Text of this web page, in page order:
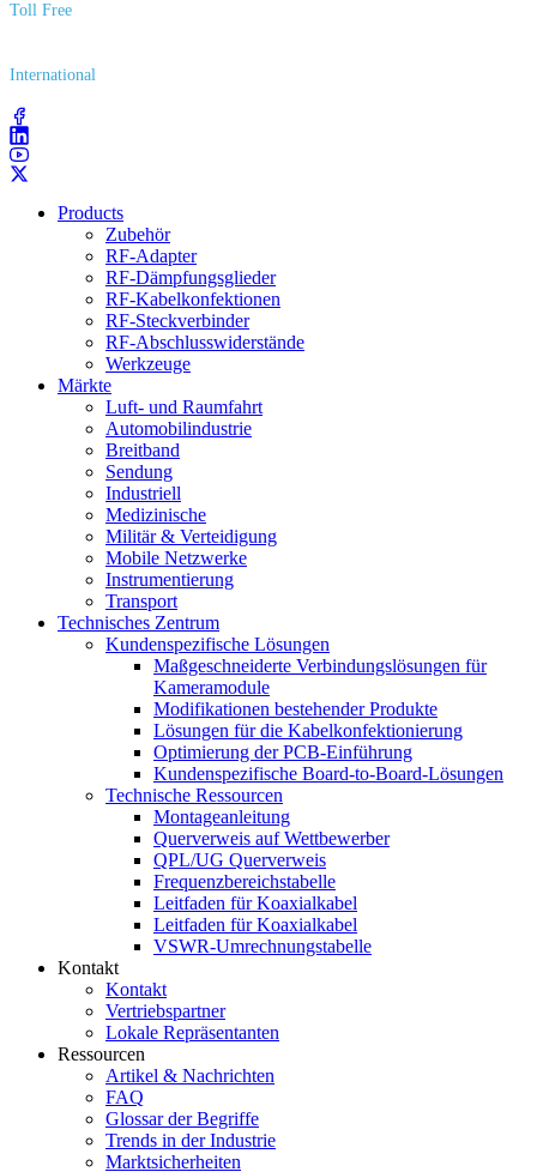
Toll Free
International
Products
Zubehör
RF-Adapter
RF-Dämpfungsglieder
RF-Kabelkonfektionen
RF-Steckverbinder
RF-Abschlusswiderstände
Werkzeuge
Märkte
Luft- und Raumfahrt
Automobilindustrie
Breitband
Sendung
Industriell
Medizinische
Militär & Verteidigung
Mobile Netzwerke
Instrumentierung
Transport
Technisches Zentrum
Kundenspezifische Lösungen
Maßgeschneiderte Verbindungslösungen für
Kameramodule
Modifikationen bestehender Produkte
Lösungen für die Kabelkonfektionierung
Optimierung der PCB-Einführung
Kundenspezifische Board-to-Board-Lösungen
Technische Ressourcen
Montageanleitung
Querverweis auf Wettbewerber
QPL/UG Querverweis
Frequenzbereichstabelle
Leitfaden für Koaxialkabel
Leitfaden für Koaxialkabel
VSWR-Umrechnungstabelle
Kontakt
Kontakt
Vertriebspartner
Lokale Repräsentanten
Ressourcen
Artikel & Nachrichten
FAQ
Glossar der Begriffe
Trends in der Industrie
Marktsicherheiten